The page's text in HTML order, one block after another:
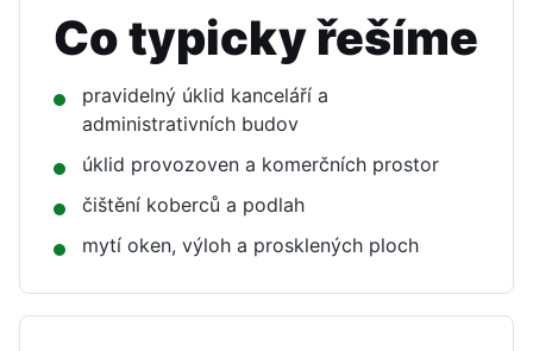
Co typicky řešíme
pravidelný úklid kanceláří a
administrativních budov
úklid provozoven a komerčních prostor
čištění koberců a podlah
mytí oken, výloh a prosklených ploch